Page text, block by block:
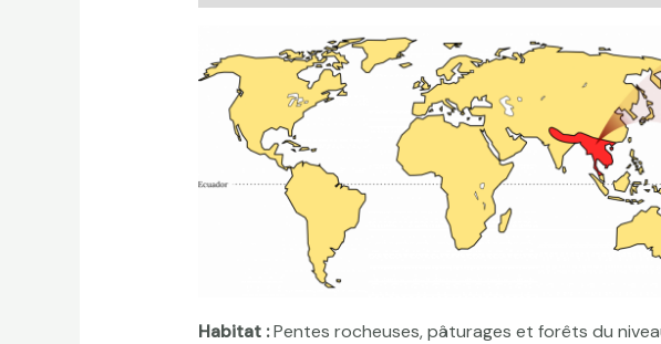
Habitat :Pentes rocheuses, pâturages et forêts du